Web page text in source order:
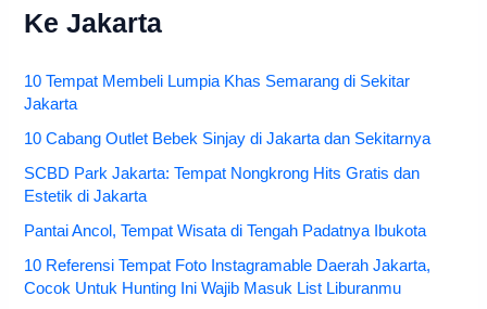
Ke Jakarta
10 Tempat Membeli Lumpia Khas Semarang di Sekitar
Jakarta
10 Cabang Outlet Bebek Sinjay di Jakarta dan Sekitarnya
SCBD Park Jakarta: Tempat Nongkrong Hits Gratis dan
Estetik di Jakarta
Pantai Ancol, Tempat Wisata di Tengah Padatnya Ibukota
10 Referensi Tempat Foto Instagramable Daerah Jakarta,
Cocok Untuk Hunting Ini Wajib Masuk List Liburanmu